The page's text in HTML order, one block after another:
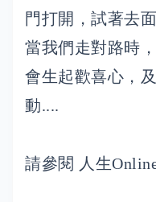
門打開，試著去
當我們走對路時
會生起歡喜心，
動....
請參閱 人生